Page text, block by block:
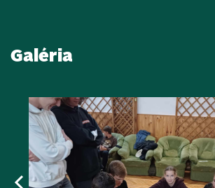
Galéria